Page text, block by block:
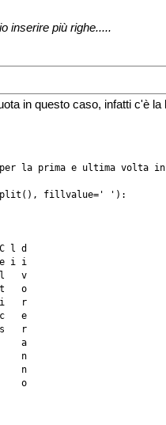
inserire più righe.....
in questo caso, infatti c'è la
per la prima e ultima volta
fillvalue=' '):
l d
e i i
v
o
i   r
e
r
a
n
n
o